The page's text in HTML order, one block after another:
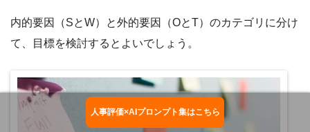
内的要因（SとW）と外的要因（OとT）のカテゴリに分け
て、目標を検討するとよいでしょう。
お役立ち資料ダウンロード
人事評価×AIプロンプト集はこちら